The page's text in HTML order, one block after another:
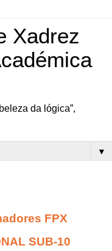
Xadrez
da lógica”,
▼
FPX
SUB-10